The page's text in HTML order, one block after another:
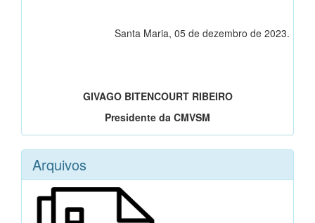
Santa Maria, 05 de dezembro de 2023.
GIVAGO BITENCOURT RIBEIRO
Presidente da CMVSM
Arquivos